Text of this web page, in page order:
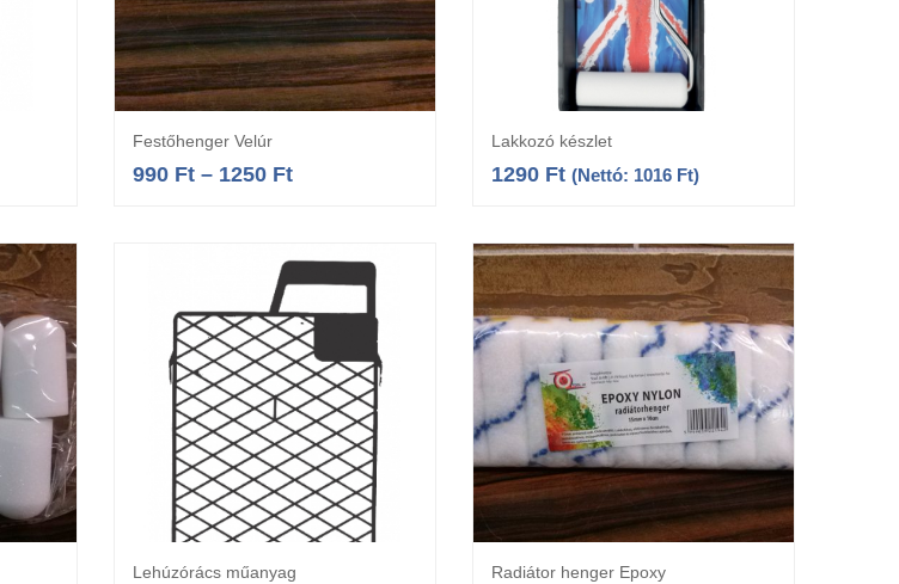
Opciók választása
Festőhenger Velúr
990 Ft– 1250 Ft
Kosárba teszem
Lakkozó készlet
1290 Ft (Nettó: 1016 Ft)
Opciók választása
Lehúzórács műanyag Opciók választása
Radiátor henger Epoxy